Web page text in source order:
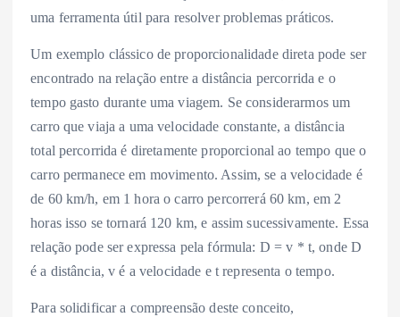
uma ferramenta útil para resolver problemas práticos.
Um exemplo clássico de proporcionalidade direta pode ser
encontrado na relação entre a distância percorrida e o
tempo gasto durante uma viagem. Se considerarmos um
carro que viaja a uma velocidade constante, a distância
total percorrida é diretamente proporcional ao tempo que o
carro permanece em movimento. Assim, se a velocidade é
de 60 km/h, em 1 hora o carro percorrerá 60 km, em 2
horas isso se tornará 120 km, e assim sucessivamente. Essa
relação pode ser expressa pela fórmula: D = v * t, onde D
é a distância, v é a velocidade e t representa o tempo.
Para solidificar a compreensão deste conceito,